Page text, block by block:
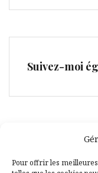
Pour offrir les
Suivez-moi